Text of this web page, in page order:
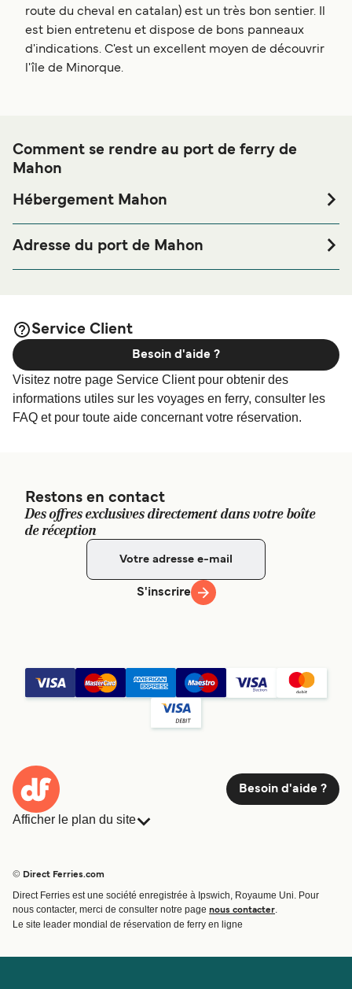
route du cheval en catalan) est un très bon sentier. Il
est bien entretenu et dispose de bons panneaux
d'indications. C'est un excellent moyen de découvrir
l'île de Minorque.
Comment se rendre au port de ferry de
Mahon
Hébergement Mahon
ou à proximité, avant ou après votre voyage ou si vous
êtes à la recherche de logements pour votre séjour, merci
Adresse du port de Mahon
Grandi Navi Veloci Mahon Terminal - GNV Mahon port
address: moll cos nou s/n - 07701 - purto de mahon –
menorca
Service Client
Visitez notre page Service Client pour obtenir des
informations utiles sur les voyages en ferry, consulter les
FAQ et pour toute aide concernant votre réservation.
Besoin d'aide ?
Restons en contact
Des offres exclusives directement dans votre boîte
de réception
S'inscrire
Besoin d'aide ?
Afficher le plan du site
Pays
Traversées et ports
Billet de bateau
© Direct Ferries.com
Direct Ferries est une société enregistrée à Ipswich, Royaume Uni. Pour
nous contacter, merci de consulter notre page nous contacter.
Le site leader mondial de réservation de ferry en ligne